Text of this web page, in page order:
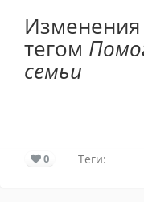
Изменения
тегом
семьи
0 Теги: